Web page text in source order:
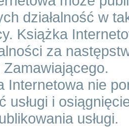
działalność w
Książka
za
Zamawiającego.
Internetowa nie
usługi i
usługi.